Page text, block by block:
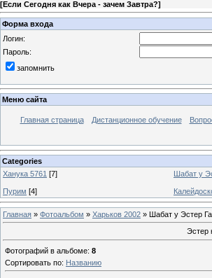
[Если Сегодня как Вчера - зачем Завтра?]
Форма входа
Логин:
Пароль:
запомнить
Меню сайта
Главная страница Дистанционное обучение
Categories
Ханука 5761 [7] Шабат у
Пурим [4]
Главная » Фотоальбом » Харьков 2002 » Шабат у Эстер
Эстер
Фотографий в альбоме: 8
Сортировать по: Названию